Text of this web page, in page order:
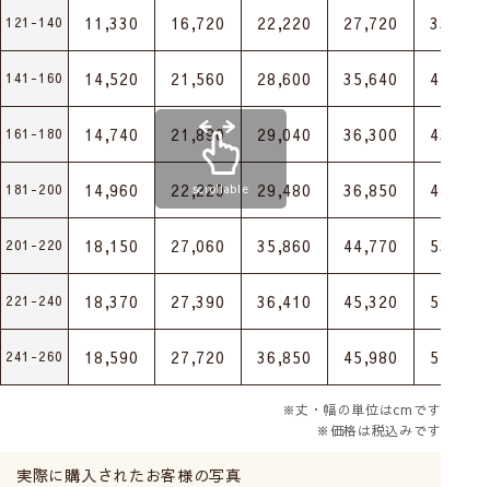
121-140 11,330 16,720 22,220 27,720 33,220
141-160 14,520 21,560 28,600 35,640 42,790
161-180 14,740 21,890 29,040 36,300 43,450
181-200 14,960 22,220 29,480 36,850 44,110
201-220 18,150 27,060 35,860 44,770 53,680
221-240 18,370 27,390 36,410 45,320 54,340
241-260 18,590 27,720 36,850 45,980 55,110
scrollable
※丈・幅の単位はcmです
※価格は税込みです
実際に購入されたお客様の写真